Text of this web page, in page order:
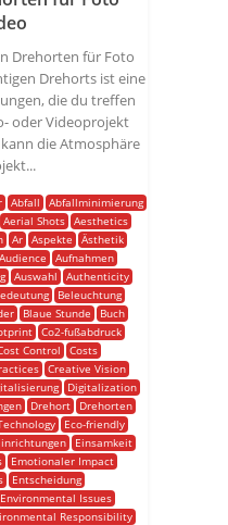
Drehorten für Foto
Drehorts ist eine
die du treffen
oder Videoprojekt
die Atmosphäre
Abfall
Abfallminimierung
Aerial Shots Aesthetics
Ar Aspekte
Ästhetik
Audience
Aufnahmen
Auswahl
Authenticity
Beleuchtung
Blaue Stunde
Buch
Co2-fußabdruck
Control
Costs
Creative Vision
Digitalization
Drehort
Drehorten
Eco-friendly
Einsamkeit
Emotionaler Impact
Entscheidung
Environmental Issues
Responsibility